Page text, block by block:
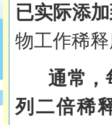
已实际添
物工作稀
通常，
列二倍稀